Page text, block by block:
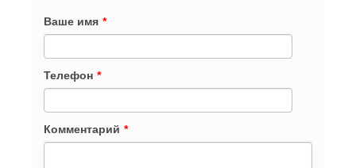
Ваше имя *
Телефон *
Комментарий *